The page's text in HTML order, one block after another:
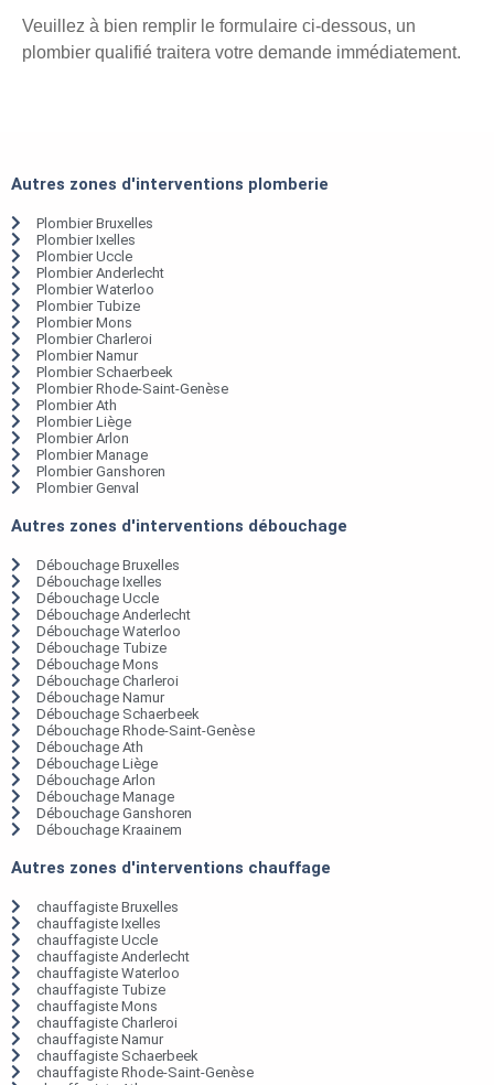
Veuillez à bien remplir le formulaire ci-dessous, un
plombier qualifié traitera votre demande immédiatement.
Autres zones d'interventions plomberie
Plombier Bruxelles
Plombier Ixelles
Plombier Uccle
Plombier Anderlecht
Plombier Waterloo
Plombier Tubize
Plombier Mons
Plombier Charleroi
Plombier Namur
Plombier Schaerbeek
Plombier Rhode-Saint-Genèse
Plombier Ath
Plombier Liège
Plombier Arlon
Plombier Manage
Plombier Ganshoren
Plombier Genval
Autres zones d'interventions débouchage
Débouchage Bruxelles
Débouchage Ixelles
Débouchage Uccle
Débouchage Anderlecht
Débouchage Waterloo
Débouchage Tubize
Débouchage Mons
Débouchage Charleroi
Débouchage Namur
Débouchage Schaerbeek
Débouchage Rhode-Saint-Genèse
Débouchage Ath
Débouchage Liège
Débouchage Arlon
Débouchage Manage
Débouchage Ganshoren
Débouchage Kraainem
Autres zones d'interventions chauffage
chauffagiste Bruxelles
chauffagiste Ixelles
chauffagiste Uccle
chauffagiste Anderlecht
chauffagiste Waterloo
chauffagiste Tubize
chauffagiste Mons
chauffagiste Charleroi
chauffagiste Namur
chauffagiste Schaerbeek
chauffagiste Rhode-Saint-Genèse